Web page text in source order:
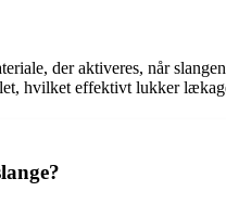
der aktiveres, når
hvilket effektivt lukker